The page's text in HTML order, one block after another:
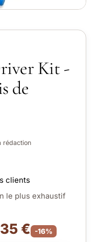
Kit -
de
rédaction
clients
le plus exhaustif
€ -16%